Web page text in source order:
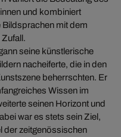
und kombiniert
mit dem
seine künstlerische
nacheiferte, die in den
beherrschten. Er
Wissen im
seinen Horizont und
war es stets sein Ziel,
der zeitgenössischen